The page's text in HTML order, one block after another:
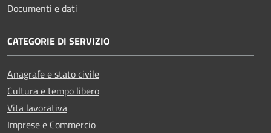
Documenti e dati
CATEGORIE DI SERVIZIO
Anagrafe e stato civile
Cultura e tempo libero
Vita lavorativa
Imprese e Commercio